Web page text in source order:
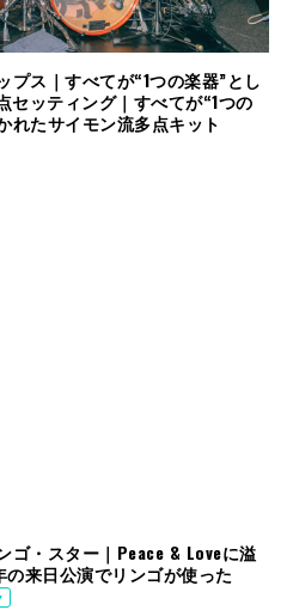
プス｜すべてが“1つの楽器”とし
ッティング｜すべてが“1つの
れたサイモン流多点キット
ゴ・スター｜Peace & Loveに溢
来日公演でリンゴが使った